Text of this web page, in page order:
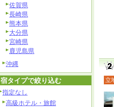
立
佐賀県
長崎県
熊本県
大分県
宮崎県
鹿児島県
沖縄
宿タイプで絞り込む
指定なし
高級ホテル・旅館